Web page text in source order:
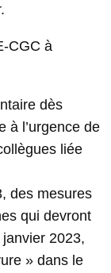
CGC à
dès
à l’urgence de
liée
des mesures
qui devront
2023,
» dans le